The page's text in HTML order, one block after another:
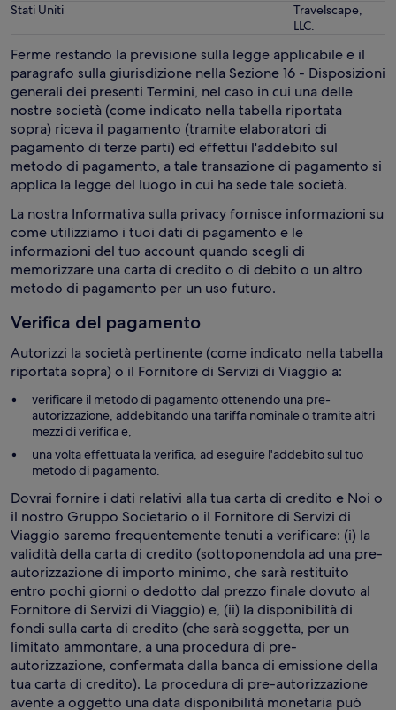
Stati Uniti
Travelscape,
LLC.
Ferme restando la previsione sulla legge applicabile e il
paragrafo sulla giurisdizione nella Sezione 16 - Disposizioni
generali dei presenti Termini, nel caso in cui una delle
nostre società (come indicato nella tabella riportata
sopra) riceva il pagamento (tramite elaboratori di
pagamento di terze parti) ed effettui l'addebito sul
metodo di pagamento, a tale transazione di pagamento si
applica la legge del luogo in cui ha sede tale società.
La nostra Informativa sulla privacyfornisce informazioni su
come utilizziamo i tuoi dati di pagamento e le
informazioni del tuo account quando scegli di
memorizzare una carta di credito o di debito o un altro
metodo di pagamento per un uso futuro.
Verifica del pagamento
Autorizzi la società pertinente (come indicato nella tabella
riportata sopra) o il Fornitore di Servizi di Viaggio a:
verificare il metodo di pagamento ottenendo una pre-
autorizzazione, addebitando una tariffa nominale o tramite altri
mezzi di verifica e,
una volta effettuata la verifica, ad eseguire l'addebito sul tuo
metodo di pagamento.
Dovrai fornire i dati relativi alla tua carta di credito e Noi o
il nostro Gruppo Societario o il Fornitore di Servizi di
Viaggio saremo frequentemente tenuti a verificare: (i) la
validità della carta di credito (sottoponendola ad una pre-
autorizzazione di importo minimo, che sarà restituito
entro pochi giorni o dedotto dal prezzo finale dovuto al
Fornitore di Servizi di Viaggio) e, (ii) la disponibilità di
fondi sulla carta di credito (che sarà soggetta, per un
limitato ammontare, a una procedura di pre-
autorizzazione, confermata dalla banca di emissione della
tua carta di credito). La procedura di pre-autorizzazione
avente a oggetto una data disponibilità monetaria può